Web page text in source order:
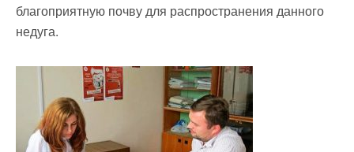
благоприятную почву для распространения данного
недуга.